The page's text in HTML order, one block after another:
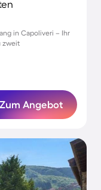
in Capoliveri – Ihr
zweit
Zum Angebot